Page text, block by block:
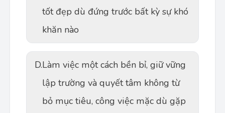
tốt đẹp dù đứng trước bất kỳ sự khó
khăn nào
D.Làm việc một cách bền bỉ, giữ vững
lập trường và quyết tâm không từ
bỏ mục tiêu, công việc mặc dù gặp